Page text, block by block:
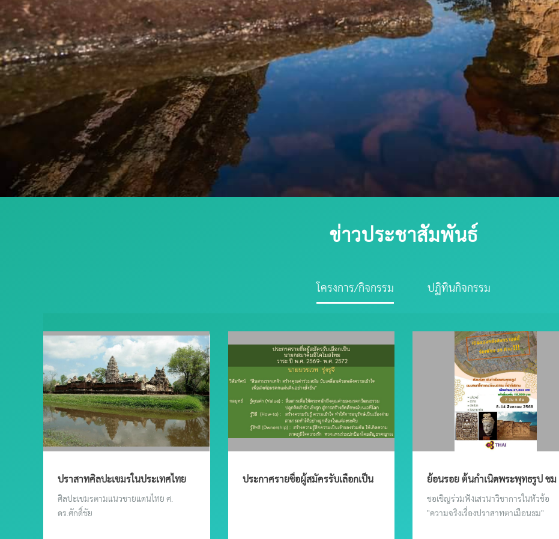
ข่าวประชาสัมพันธ์
โครงการ/กิจกรรม ปฏิทินกิจกรรม
ปราสาทศิลปะเขมรในประเทศไทย
ตามแนวชายแดนไทยและกัมพูชา
ศิลปะเขมรตามแนวชายแดนไทย ศ.
ดร.ศักดิ์ชัย
ประกาศรายชื่อผู้สมัครรับเลือกเป็น
ย้อนรอย ต้นกำเนิดพระพุทธรูป ชม
มรดกโลกทางวัฒนธรรม ที่ปากีสถาน
ขอเชิญร่วมฟังเสวนาวิชาการในหัวข้อ
"ความจริงเรื่องปราสาทตาเมือนธม"